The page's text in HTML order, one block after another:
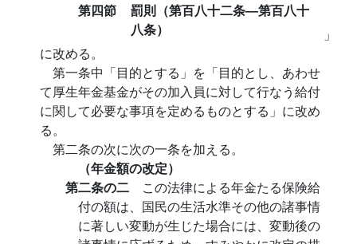
第四節
罰則（第百八十二条―第百八十
八条）
」
に改める。
第一条中「目的とする」を「目的とし、あわせ
て厚生年金基金がその加入員に対して行なう給付
に関して必要な事項を定めるものとする」に改め
る。
第二条の次に次の一条を加える。
（年金額の改定）
第二条の二 この法律による年金たる保険給
付の額は、国民の生活水準その他の諸事情
に著しい変動が生じた場合には、変動後の